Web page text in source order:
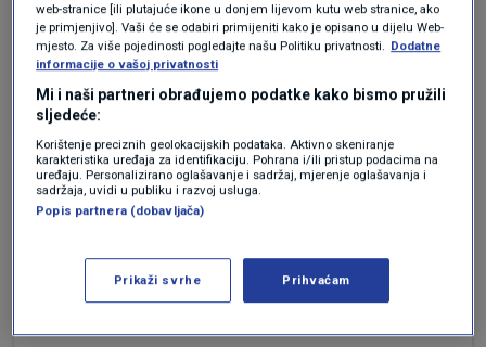
DA BOG DA MU DJECA I UNUCI PRSTIMA UČILI KO
JE ZABRANIO MOJU EDUKATIVNU OBJAVU
Odgovor
prije 4 mjeseci
Pali na Mars
NACRTAM ... NE OBJASNIM NEGO NACRTAM
STOCI TALMUDVIZIRANOJ ALI OBJAVE NEMA
web-stranice [ili plutajuće ikone u donjem lijevom kutu web stranice, ako
je primjenjivo]. Vaši će se odabiri primijeniti kako je opisano u dijelu Web-
mjesto. Za više pojedinosti pogledajte našu Politiku privatnosti. Dodatne
informacije o vašoj privatnosti
Mi i naši partneri obrađujemo podatke kako bismo pružili
sljedeće:
Korištenje preciznih geolokacijskih podataka. Aktivno skeniranje
karakteristika uređaja za identifikaciju. Pohrana i/ili pristup podacima na
uređaju. Personalizirano oglašavanje i sadržaj, mjerenje oglašavanja i
sadržaja, uvidi u publiku i razvoj usluga.
Popis partnera (dobavljača)
Prikaži svrhe Prihvaćam